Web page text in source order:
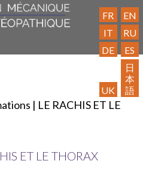
FR
EN
IT
RU
DE
ES
UK
日
本
語
| LE RACHIS ET LE
ET LE THORAX